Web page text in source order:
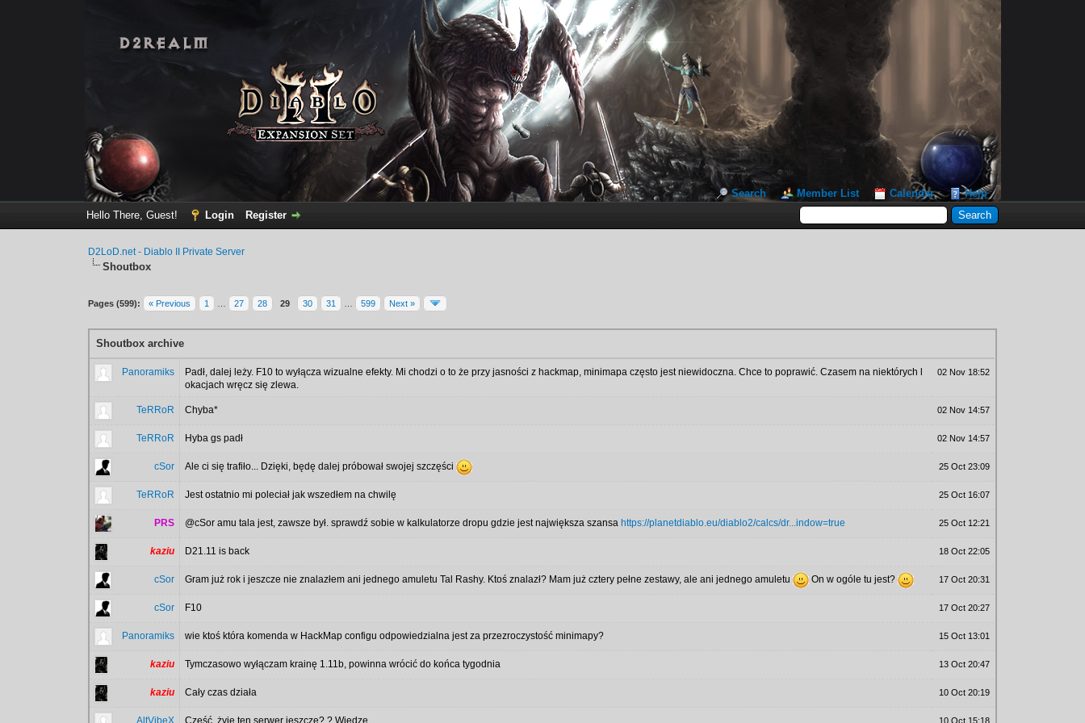
Search Member List Calendar
Help
Hello There, Guest!
Login Register
D2LoD.net - Diablo II Private Server
Shoutbox
Pages (599): « Previous 1 27 28 29 30 31 599 Next »
Shoutbox archive
Panoramiks
Padł, dalej leży. F10 to wyłącza wizualne efekty. Mi chodzi o to że przy jasności z hackmap, minimapa często jest niewidoczna. Chce to poprawić. Czasem na niektórych l
okacjach wręcz się zlewa.
02 Nov 18:52
TeRRoR Chyba* 02 Nov 14:57
TeRRoR Hyba gs padł 02 Nov 14:57
cSor Ale ci się trafiło... Dzięki, będę dalej próbował swojej szczęści 25 Oct 23:09
TeRRoR Jest ostatnio mi poleciał jak wszedłem na chwilę 25 Oct 16:07
PRS @cSor amu tala jest, zawsze był. sprawdź sobie w kalkulatorze dropu gdzie jest największa szansa https://planetdiablo.eu/diablo2/calcs/dr...indow=true 25 Oct 12:21
kaziu D21.11 is back 18 Oct 22:05
cSor Gram już rok i jeszcze nie znalazłem ani jednego amuletu Tal Rashy. Ktoś znalazł? Mam już cztery pełne zestawy, ale ani jednego amuletu On w ogóle tu jest? 17 Oct 20:31
cSor F10 17 Oct 20:27
Panoramiks wie ktoś która komenda w HackMap configu odpowiedzialna jest za przezroczystość minimapy? 15 Oct 13:01
kaziu Tymczasowo wyłączam krainę 1.11b, powinna wrócić do końca tygodnia 13 Oct 20:47
kaziu Cały czas działa 10 Oct 20:19
AltVibeX Cześć, żyje ten serwer jeszcze? ? Wiedze 10 Oct 15:18